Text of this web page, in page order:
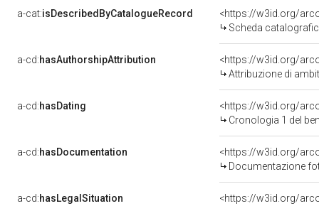
a-cat:isDescribedByCatalogueRecord
<https://w3id.org/
Scheda
a-cd:hasAuthorshipAttribution
<https://w3id.org/
Attribuzione di
a-cd:hasDating
<https://w3id.org/
Cronologia 1 del
a-cd:hasDocumentation
Documentazione
a-cd:hasLegalSituation